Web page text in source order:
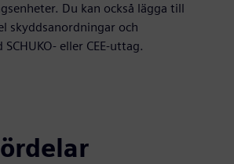
Du kan också lägga till
skyddsanordningar och
eller CEE-uttag.